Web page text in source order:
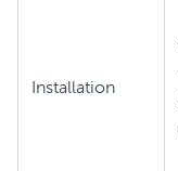
Installation